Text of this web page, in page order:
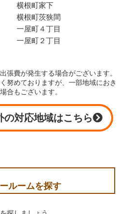
横根町家下
横根町茨狭間
一屋町４丁目
一屋町２丁目
張費が発生する場合がございます。
努めておりますが、一部地域におき
合もございます。
の対応地域はこちら
ルームを探す